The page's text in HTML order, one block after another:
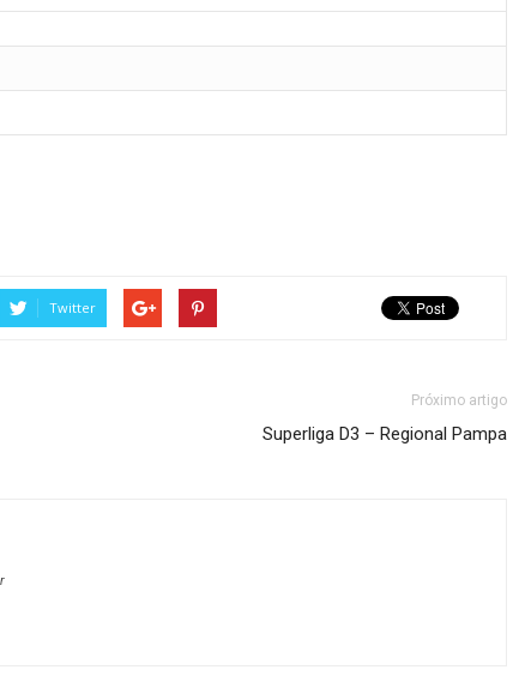
Twitter
Próximo artigo
Superliga D3 – Regional Pampa